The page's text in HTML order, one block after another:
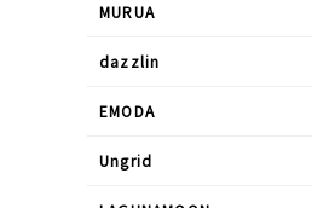
MURUA
dazzlin
EMODA
Ungrid